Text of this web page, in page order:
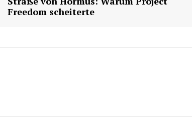
Freedom scheiterte